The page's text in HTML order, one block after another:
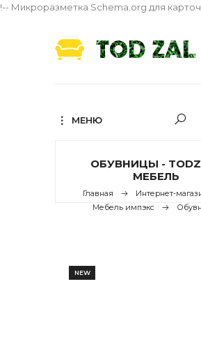
!-- Микроразметка Schema.org для
МЕНЮ
ОБУВНИЦЫ -
МЕБЕЛЬ
Главная
Интернет-
Мебель импэкс
NEW